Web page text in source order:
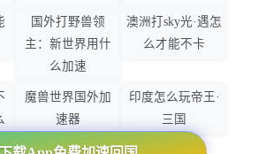
国外打野兽领
主：新世界用什
么加速
澳洲打sky光·遇怎
么才能不卡
魔兽世界国外加
速器
印度怎么玩帝王·
三国